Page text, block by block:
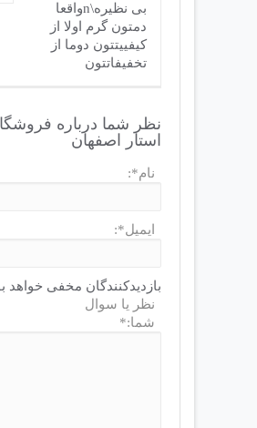
بی نظیره\nواقعا
دمتون گرم اولا از
کیفییتتون دوما از
تخفیفاتتون
نظر شما درباره
استار اصفهان
نام*:
ایمیل*:
بازدیدکنندگان مخفی خواهد
نظر یا سوال
شما:*